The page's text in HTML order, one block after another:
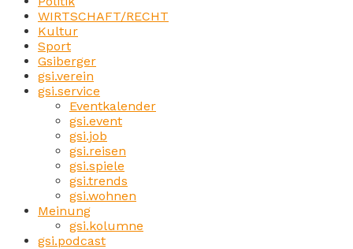
WIRTSCHAFT/RECHT
Kultur
Sport
Gsiberger
gsi.verein
gsi.service
Eventkalender
gsi.event
gsi.job
gsi.reisen
gsi.spiele
gsi.trends
gsi.wohnen
Meinung
gsi.kolumne
gsi.podcast